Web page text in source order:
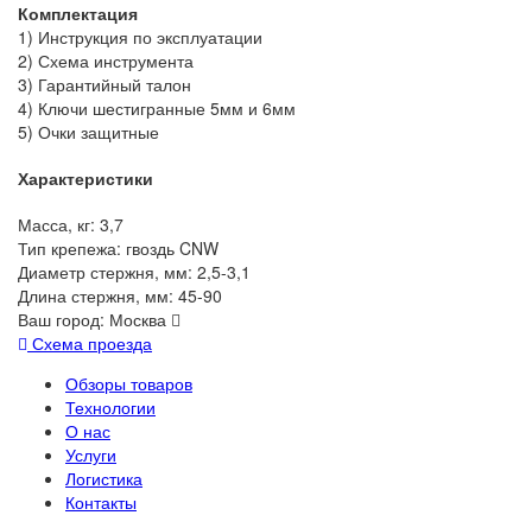
Комплектация
1) Инструкция по эксплуатации
2) Схема инструмента
3) Гарантийный талон
4) Ключи шестигранные 5мм и 6мм
5) Очки защитные
Характеристики
Масса, кг: 3,7
Тип крепежа: гвоздь CNW
Диаметр стержня, мм: 2,5-3,1
Длина стержня, мм: 45-90
Ваш город: Москва
Схема проезда
Обзоры товаров
Технологии
О нас
Услуги
Логистика
Контакты